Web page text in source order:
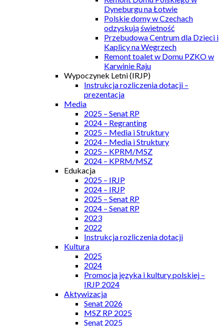
Dyneburgu na Łotwie
Polskie domy w Czechach
odzyskują świetność
Przebudowa Centrum dla Dzieci i
Kaplicy na Węgrzech
Remont toalet w Domu PZKO w
Karwinie Raju
Wypoczynek Letni (IRJP)
Instrukcja rozliczenia dotacji –
prezentacja
Media
2025 – Senat RP
2024 – Regranting
2025 – Media i Struktury
2024 – Media i Struktury
2025 – KPRM/MSZ
2024 – KPRM/MSZ
Edukacja
2025 – IRJP
2024 – IRJP
2025 – Senat RP
2024 – Senat RP
2023
2022
Instrukcja rozliczenia dotacji
Kultura
2025
2024
Promocja języka i kultury polskiej –
IRJP 2024
Aktywizacja
Senat 2026
MSZ RP 2025
Senat 2025